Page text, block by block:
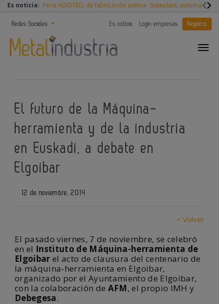
Es noticia: Feria ADDITED, de fabricación aditiva Sisteplant,
Redes Sociales Es noticia Login empresas Registro
El futuro de la Máquina-
herramienta y de la industria
en Euskadi, a debate en
Elgoibar
12 de noviembre, 2014
< Volver
El pasado viernes, 7 de noviembre, se celebró
en el Instituto de Máquina-herramienta de
Elgoibar el acto de clausura del centenario de
la máquina-herramienta en Elgoibar,
organizado por el Ayuntamiento de Elgoibar,
con la colaboración de AFM, el propio IMH y
Debegesa.